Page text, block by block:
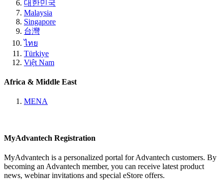
대한민국
Malaysia
Singapore
台灣
ไทย
Türkiye
Việt Nam
Africa & Middle East
MENA
MyAdvantech Registration
MyAdvantech is a personalized portal for Advantech customers. By
becoming an Advantech member, you can receive latest product
news, webinar invitations and special eStore offers.